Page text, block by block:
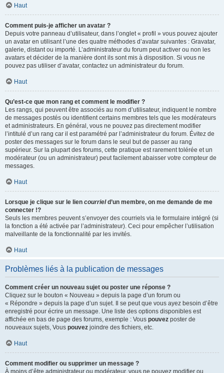
Haut
Comment puis-je afficher un avatar ?
Depuis votre panneau d’utilisateur, dans l’onglet « profil » vous pouvez ajouter
un avatar en utilisant l’une des quatre méthodes d’avatar suivantes : Gravatar,
galerie, distant ou importé. L’administrateur du forum peut activer ou non les
avatars et décider de la manière dont ils sont mis à disposition. Si vous ne
pouvez pas utiliser d’avatar, contactez un administrateur du forum.
Haut
Qu’est-ce que mon rang et comment le modifier ?
Les rangs, qui peuvent être associés au nom d’utilisateur, indiquent le nombre
de messages postés ou identifient certains membres tels que les modérateurs
et administrateurs. En général, vous ne pouvez pas directement modifier
l’intitulé d’un rang car il est paramétré par l’administrateur du forum. Évitez de
poster des messages sur le forum dans le seul but de passer au rang
supérieur. Sur la plupart des forums, cette pratique est rarement tolérée et un
modérateur (ou un administrateur) peut facilement abaisser votre compteur de
messages.
Haut
Lorsque je clique sur le lien courrield’un membre, on me demande de me
connecter !?
Seuls les membres peuvent s’envoyer des courriels via le formulaire intégré (si
la fonction a été activée par l’administrateur). Ceci pour empêcher l’utilisation
malveillante de la fonctionnalité par les invités.
Haut
Problèmes liés à la publication de messages
Comment créer un nouveau sujet ou poster une réponse ?
Cliquez sur le bouton « Nouveau » depuis la page d’un forum ou
« Répondre » depuis la page d’un sujet. Il se peut que vous ayez besoin d’être
enregistré pour écrire un message. Une liste des options disponibles est
affichée en bas de page des forums, exemple : Vous pouvez poster de
nouveaux sujets, Vous pouvez joindre des fichiers, etc.
Haut
Comment modifier ou supprimer un message ?
À moins d’être administrateur ou modérateur, vous ne pouvez modifier ou